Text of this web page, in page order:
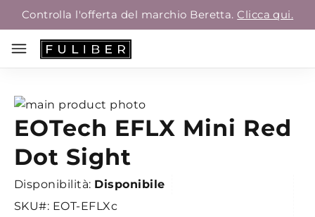
Controlla l'offerta del marchio Beretta.Clicca qui.
Vai
alla
fine
della
di
immagini
Vai
all'inizio
della
di
immagini
EOTech EFLX Mini Red
Dot Sight
Disponibilità: Disponibile
SKU
EOT-EFLXc